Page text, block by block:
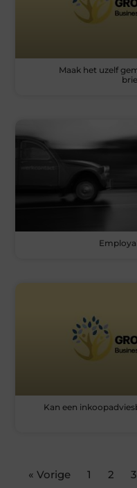
Maak het uzelf
Kan een
« Vorige 1 2 3